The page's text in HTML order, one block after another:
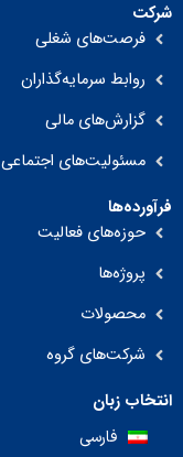
شرکت
فرصت‌های شغلی
روابط سرمایه‌گذاران
گزارش‌های مالی
مسئولیت‌های اجتماعی
فرآورده‌ها
حوزه‌های فعالیت
پروژه‌ها
محصولات
شرکت‌های گروه
انتخاب زبان
فارسی